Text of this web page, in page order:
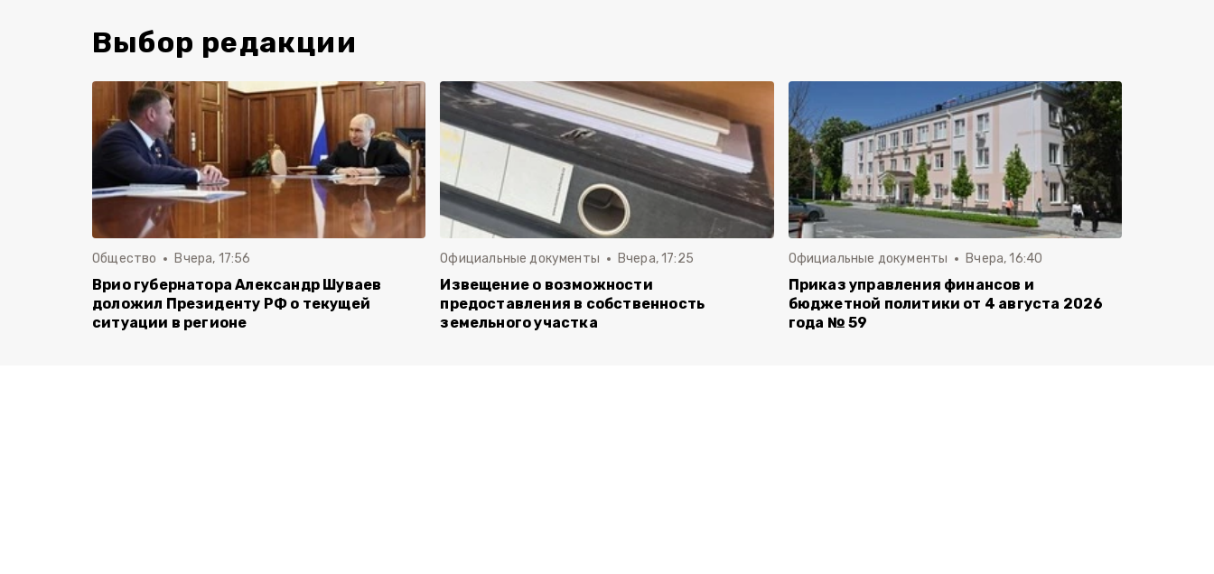
Выбор редакции
Общество Вчера, 17:56
Врио губернатора Александр Шуваев
доложил Президенту РФ о текущей
ситуации в регионе
Официальные документы Вчера, 17:25
Извещение о возможности
предоставления в собственность
земельного участка
Официальные документы Вчера, 16:40
Приказ управления финансов и
бюджетной политики от 4 августа 2026
года № 59